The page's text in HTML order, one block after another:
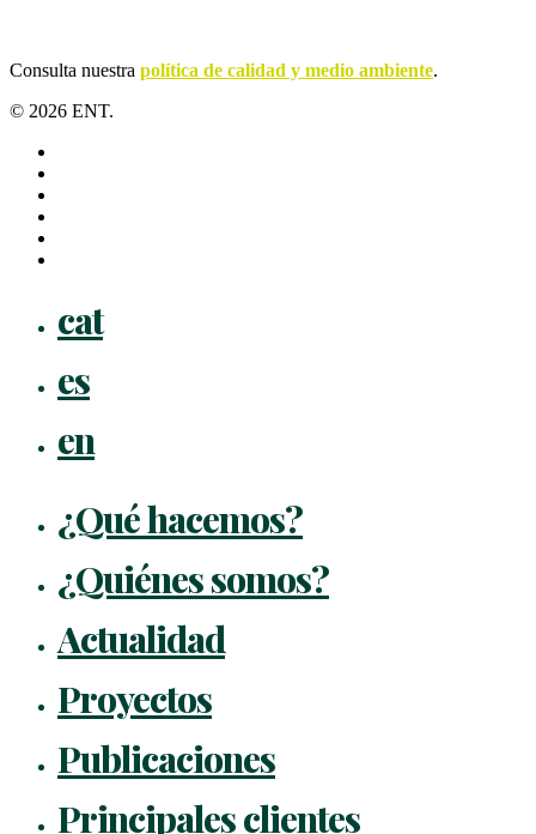
Consulta nuestra política de calidad y medio ambiente.
© 2026 ENT.
cat
es
en
¿Qué hacemos?
¿Quiénes somos?
Actualidad
Proyectos
Publicaciones
Principales clientes